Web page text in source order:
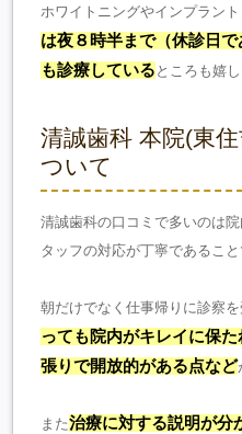
ホワイトニングやインプラン
は夜８時半まで（休診日
も診療している ところも嬉
清誠歯科 本院(東
ついて
清誠歯科の口コミで多いのは
タッフの対応が丁寧であること
朝だけでなく仕事帰りに診察
っても院内がキレイに保
張りで開放的がある点など
また治療に対する説明が分